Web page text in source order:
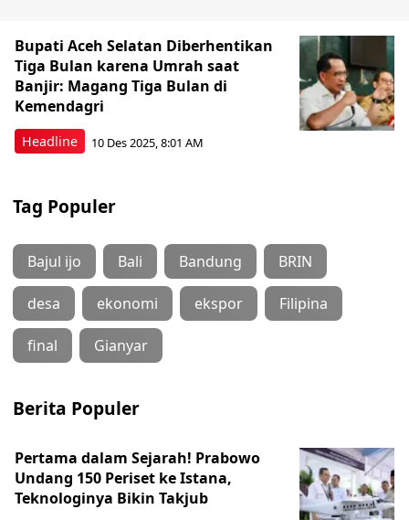
Headline
Bupati Aceh Selatan Diberhentikan
Tiga Bulan karena Umrah saat
Banjir: Magang Tiga Bulan di
Kemendagri
10 Des 2025, 8:01 AM
Tag Populer
Bajul ijo Bali Bandung BRIN
desa ekonomi ekspor Filipina
final Gianyar
Berita Populer
Pertama dalam Sejarah! Prabowo
Undang 150 Periset ke Istana,
Teknologinya Bikin Takjub